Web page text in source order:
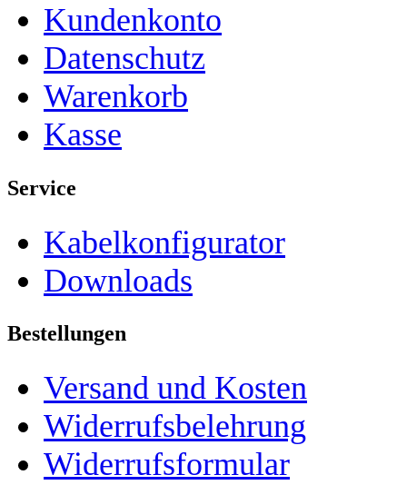
Kundenkonto
Datenschutz
Warenkorb
Kasse
Service
Kabelkonfigurator
Downloads
Bestellungen
Versand und Kosten
Widerrufsbelehrung
Widerrufsformular